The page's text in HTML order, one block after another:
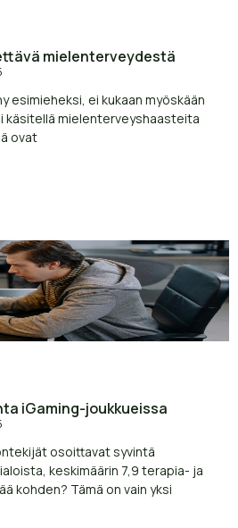
mielenterveydestä
esimieheksi, ei kukaan myöskään
käsitellä mielenterveyshaasteita
ovat
iGaming-joukkueissa
osoittavat syvintä
keskimäärin 7,9 terapia- ja
kohden? Tämä on vain yksi